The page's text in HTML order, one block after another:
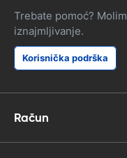
Trebate pomoć?
iznajmljivanje.
Korisnička podrška
Račun